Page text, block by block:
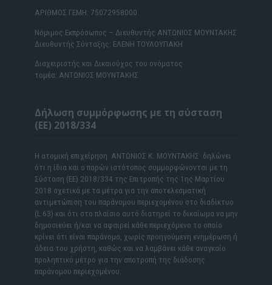
ΑΡΙΘΜΟΣ ΓΕΜΗ: 75072958000
Νόμιμος Εκπρόσωπος – Διευθυντής ΑΝΤΩΝΙΟΣ ΜΟΥΝΤΑΚΗΣ
Διευθυντής Σύνταξης: ΕΛΕΝΗ ΤΟΥΛΟΥΠΑΚΗ
Διαχειριστής και Δικαιούχος του ονόματος
τομέα: ΑΝΤΩΝΙΟΣ ΜΟΥΝΤΑΚΗΣ
Δήλωση συμμόρφωσης με τη σύσταση
(ΕΕ) 2018/334
Η ατομική επιχείρηση ΑΝΤΩΝΙΟΣ Κ. ΜΟΥΝΤΑΚΗΣ δηλώνει
ότι η ίδια και ο παρών ιστότοπος συμμορφώνονται με τη
Σύσταση (ΕΕ) 2018/334 της Επιτροπής της 1ης Μαρτίου
2018 σχετικά με τα μέτρα για την αποτελεσματική
αντιμετώπιση του παράνομου περιεχομένου στο διαδίκτυο
(L 63) και ότι στο πλαίσιο αυτό διατηρεί το δικαίωμα να μην
δημοσιεύει ή/και να αφαιρεί κάθε περιεχόμενο το οποίο
κρίνει ότι είναι παράνομο, χωρίς προηγούμενη ενημέρωση ή
άδεια του χρήστη, καθώς και να λαμβάνει κάθε αναγκαίο
προληπτικό μέτρο για την αποτροπή της διάδοσης
παράνομου περιεχομένου.